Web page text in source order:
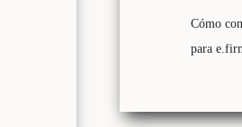
Cómo
para